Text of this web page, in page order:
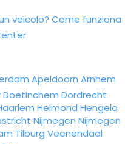
veicolo? Come funziona
Apeldoorn Arnhem
Doetinchem Dordrecht
Helmond Hengelo
Nijmegen Nijmegen
Tilburg Veenendaal